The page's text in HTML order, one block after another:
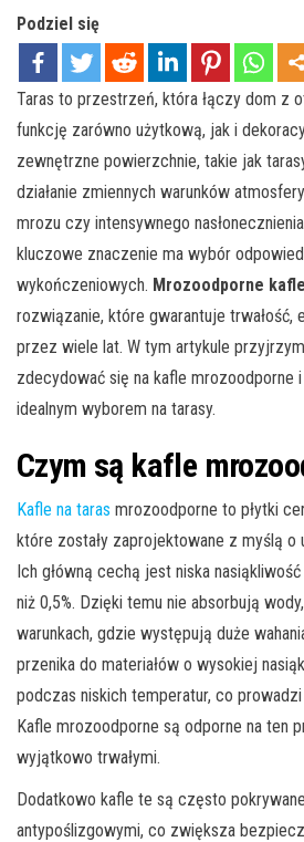
Podziel się
Taras to przestrzeń, która łączy dom z
funkcję zarówno użytkową, jak i
zewnętrzne powierzchnie, takie jak
działanie zmiennych warunków
mrozu czy intensywnego
kluczowe znaczenie ma wybór
wykończeniowych. Mrozoodporne
rozwiązanie, które gwarantuje trwałość,
przez wiele lat. W tym artykule
zdecydować się na kafle mrozoodporne
idealnym wyborem na tarasy.
Czym są kafle
Kafle na taras mrozoodporne to płytki
które zostały zaprojektowane z myślą o
Ich główną cechą jest niska
niż 0,5%. Dzięki temu nie absorbują
warunkach, gdzie występują duże
przenika do materiałów o wysokiej
podczas niskich temperatur, co
Kafle mrozoodporne są odporne na ten
wyjątkowo trwałymi.
Dodatkowo kafle te są często
antypoślizgowymi, co zwiększa